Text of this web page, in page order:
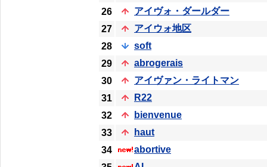
26
アイヴォ・ダールダー
27
アイウォ地区
28
soft
29
abrogerais
30
アイヴァン・ライトマン
31
R22
32
bienvenue
33
haut
34
abortive